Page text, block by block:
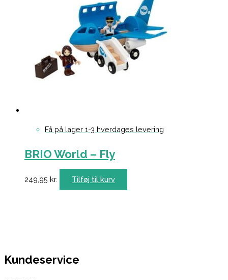
Få på lager 1-3 hverdages levering
BRIO World – Fly
249,95 kr. Tilføj til kurv
Kundeservice